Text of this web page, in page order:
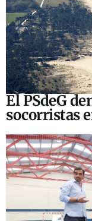
El PSdeG
socorristas